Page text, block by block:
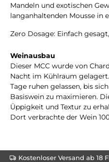
Mandeln und exotischen
langanhaltenden Mousse in
Zero Dosage: Einfach
Weinausbau
Dieser MCC wurde von
Nacht im Kühlraum
Tage ruhen gelassen, bis
Basiswein zu maximieren.
Üppigkeit und Textur zu
Dort verbrachte der Wein
Kostenloser Versand ab 18